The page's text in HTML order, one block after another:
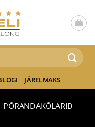
JÄRELMAKS
PÕRANDAKÕLARID